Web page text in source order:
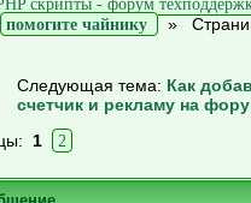
помогите чайнику »
Следующая тема: Как
счетчик и рекламу на
1 2